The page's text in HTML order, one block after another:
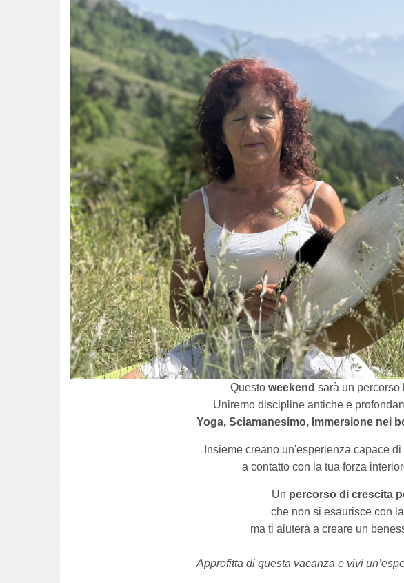
Questo weekend sarà un percorso
Uniremo discipline antiche e
Yoga, Sciamanesimo, Immersione nei
Insieme creano un'esperienza capace
a contatto con la tua forza
Un percorso di crescita
che non si esaurisce con
ma ti aiuterà a creare un
Approfitta di questa vacanza e vivi